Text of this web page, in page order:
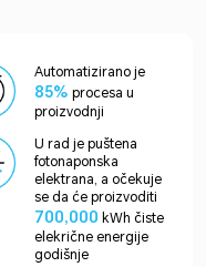
Automatizirano je
85% procesa u
proizvodnji
U rad je puštena
fotonaponska
elektrana, a očekuje
se da će proizvoditi
700,000 kWh čiste
elekrične energije
godišnje